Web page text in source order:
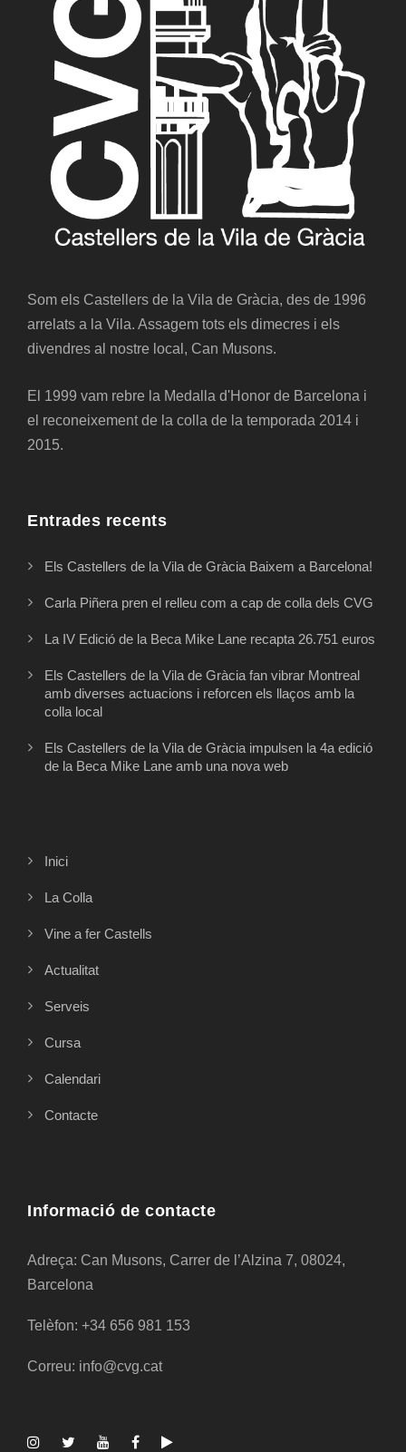
Som els Castellers de la Vila de Gràcia, des de 1996
arrelats a la Vila. Assagem tots els dimecres i els
divendres al nostre local, Can Musons.
El 1999 vam rebre la Medalla d'Honor de Barcelona i
el reconeixement de la colla de la temporada 2014 i
2015.
Entrades recents
Els Castellers de la Vila de Gràcia Baixem a Barcelona!
Carla Piñera pren el relleu com a cap de colla dels CVG
La IV Edició de la Beca Mike Lane recapta 26.751 euros
Els Castellers de la Vila de Gràcia fan vibrar Montreal
amb diverses actuacions i reforcen els llaços amb la
colla local
Els Castellers de la Vila de Gràcia impulsen la 4a edició
de la Beca Mike Lane amb una nova web
Inici
La Colla
Vine a fer Castells
Actualitat
Serveis
Cursa
Calendari
Contacte
Informació de contacte
Adreça: Can Musons, Carrer de l’Alzina 7, 08024,
Barcelona
Telèfon: +34 656 981 153
Correu: info@cvg.cat